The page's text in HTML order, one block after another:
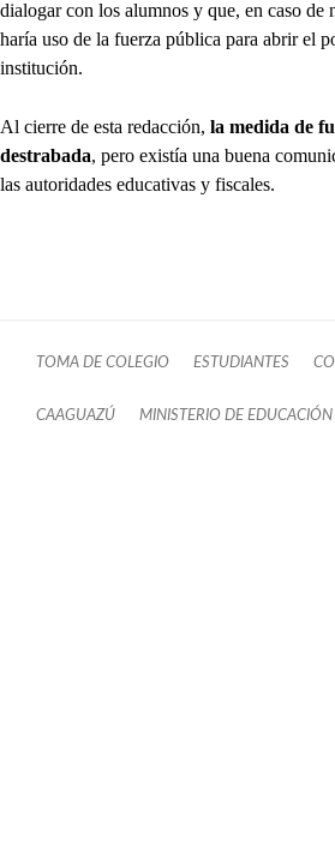
dialogar con los alumnos y que, en caso de
haría uso de la fuerza pública para abrir el
institución.
Al cierre de esta redacción, la medida de
destrabada, pero existía una buena
las autoridades educativas y fiscales.
TOMA DE COLEGIO ESTUDIANTES
CAAGUAZÚ MINISTERIO DE EDUCACIÓN